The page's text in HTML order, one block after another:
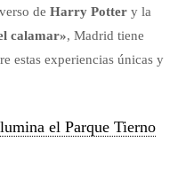
deHarry Potter y la
calamar», Madrid tiene
estas experiencias únicas y
el Parque Tierno